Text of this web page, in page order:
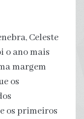
Celeste
o ano mais
margem
os
os primeiros